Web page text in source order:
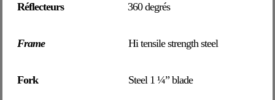
Réflecteurs 360 degrés
Frame Hi tensile strength steel
Fork Steel 1 ¼” blade